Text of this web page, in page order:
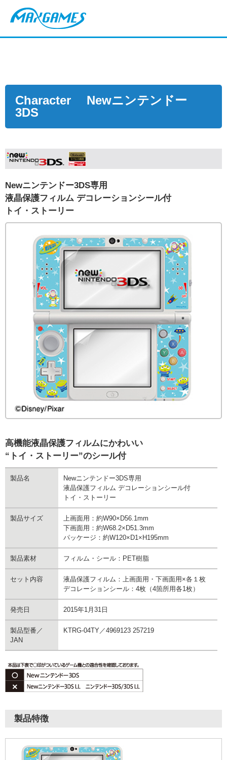
Character Newニンテンドー
3DS
Newニンテンドー3DS専用
液晶保護フィルム デコレーションシール付
トイ・ストーリー
高機能液晶保護フィルムにかわいい
“トイ・ストーリー”のシール付
製品名
Newニンテンドー3DS専用
液晶保護フィルム デコレーションシール付
トイ・ストーリー
製品サイズ
上画面用：約W90×D56.1mm
下画面用：約W68.2×D51.3mm
パッケージ：約W120×D1×H195mm
製品素材 フィルム・シール：PET樹脂
セット内容
液晶保護フィルム：上画面用・下画面用×各１枚
デコレーションシール：4枚（4箇所用各1枚）
発売日 2015年1月31日
製品型番／
JAN
KTRG-04TY／4969123 257219
製品特徴